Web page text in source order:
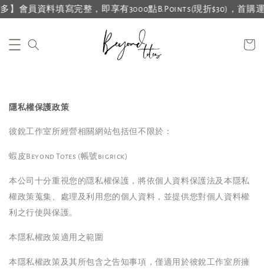
】會員資料填寫完整，即享有3000點B.Points(現折$30)，首購運
隱私權保護政策
彼銳工作室所經營相關網站包括但不限於：
蝦皮Beyond Totes (帳號bigrick)
本公司十分重視您的隱私權保護，將依個人資料保護法及本隱私
權政策蒐集、處理及利用您的個人資料，並提供您對個人資料權
利之行使與保護。
本隱私權政策適用之範圍
本隱私權政策及其所包含之告知事項，僅適用於彼銳工作室所擁